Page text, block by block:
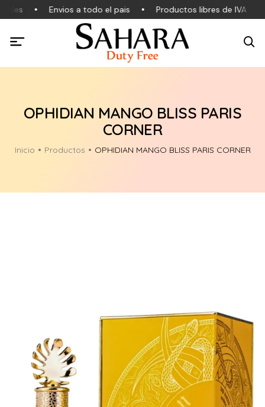
Envios a todo el pais Productos libres de IVA
OPHIDIAN MANGO BLISS PARIS
CORNER
Inicio Productos OPHIDIAN MANGO BLISS PARIS CORNER